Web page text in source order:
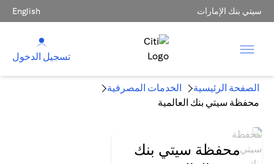
سيتي بنك الإمارات English
تسجيل الدخول
الصفحة الرئيسية
الخدمات المصرفية
محفظة سيتي بنك العالمية
محفظة سيتي بنك